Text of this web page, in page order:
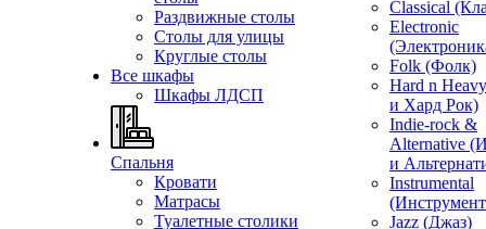
Раздвижные столы
Столы для улицы
Круглые столы
Все шкафы
Шкафы ЛДСП
Спальня
Кровати
Матрасы
Туалетные столики
Classical
Electronic
Folk (Фолк)
Hard n
и Хард Рок)
Indie-rock &
Alternative
и
Instrumental
Jazz (Джаз)